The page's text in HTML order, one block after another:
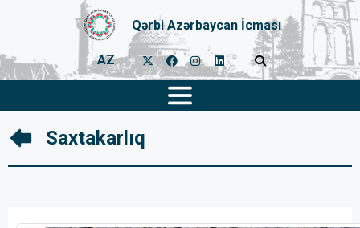
Qərbi Azərbaycan İcması
AZ
Saxtakarlıq